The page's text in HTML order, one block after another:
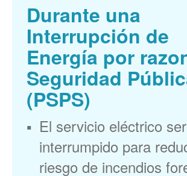
Durante una
Interrupción de
Energía por
Seguridad
(PSPS)
El servicio eléctrico
interrumpido para
riesgo de incendios